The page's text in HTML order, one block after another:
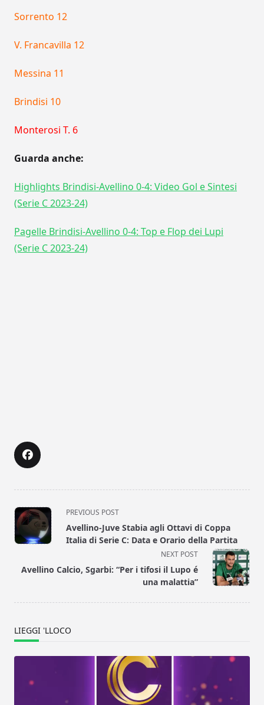
Sorrento 12
V. Francavilla 12
Messina 11
Brindisi 10
Monterosi T. 6
Guarda anche:
Highlights Brindisi-Avellino 0-4: Video Gol e Sintesi
(Serie C 2023-24)
Pagelle Brindisi-Avellino 0-4: Top e Flop dei Lupi
(Serie C 2023-24)
<span
class="nav-
subtitle
reader-
PREVIOUS POST
Avellino-Juve Stabia agli Ottavi di Coppa
Italia di Serie C: Data e Orario della Partita
NEXT POST
Avellino Calcio, Sgarbi: “Per i tifosi il Lupo é
una malattia”
LIEGGI 'LLOCO